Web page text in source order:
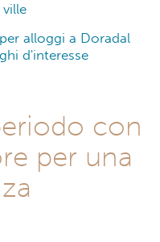
alloggi a Doradal
d'interesse
con
per una